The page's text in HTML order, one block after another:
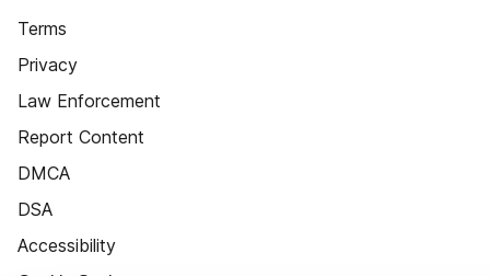
Terms
Privacy
Law Enforcement
Report Content
DMCA
DSA
Accessibility